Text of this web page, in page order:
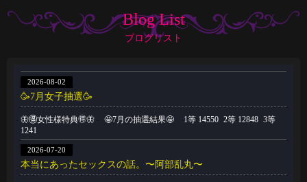
Blog List
ブログリスト
2026-08-02
🥳7月女子抽選🥳
🦋🉐女性様特典🉐🦋 🤩7月の抽選結果🤩 1等 14550 2等 12848 3等
1241
2026-07-20
本当にあったセックスの話。〜阿部乱丸〜